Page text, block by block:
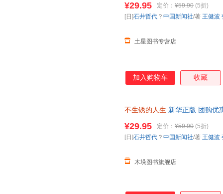
¥29.95 定价： ¥59.90 (5折)
土星图书专营店
[日]石井哲代 ？ 中国新闻社/著 王健波
加入购物车 收藏
不生锈的人生 新华正版 团购优
¥29.95 定价： ¥59.90 (5折)
木垛图书旗舰店
[日]石井哲代 ？ 中国新闻社/著 王健波